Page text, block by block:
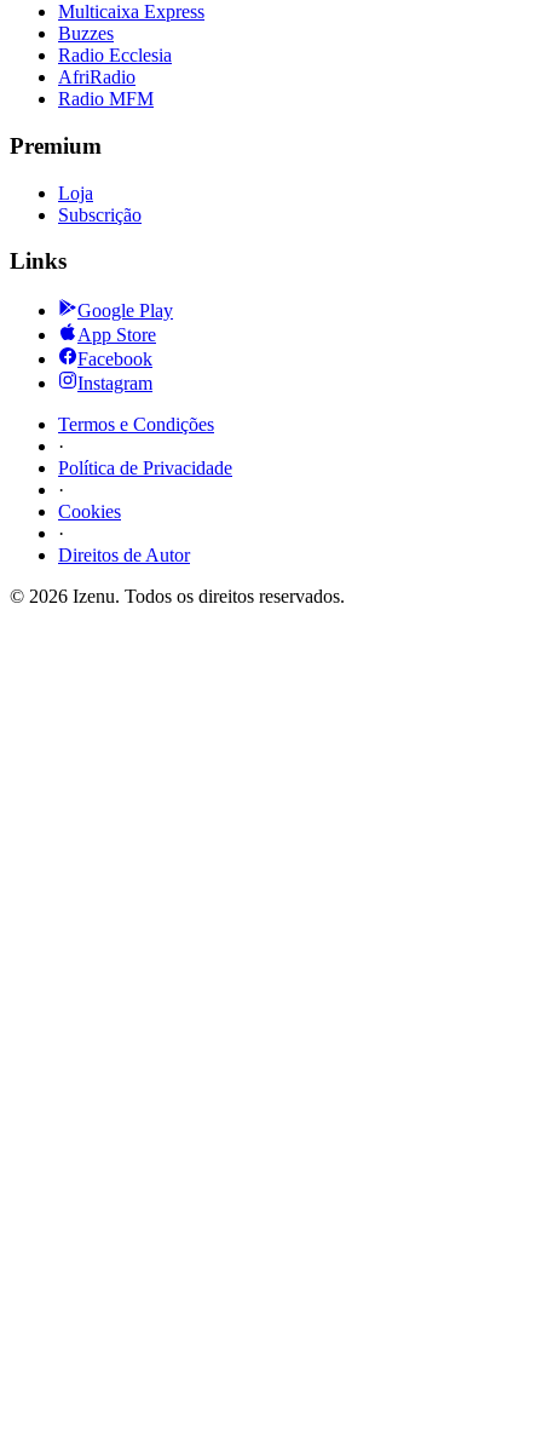
Multicaixa Express
Buzzes
Radio Ecclesia
AfriRadio
Radio MFM
Premium
Loja
Subscrição
Links
Google Play
App Store
Facebook
Instagram
Termos e Condições
·
Política de Privacidade
·
Cookies
·
Direitos de Autor
© 2026 Izenu. Todos os direitos reservados.